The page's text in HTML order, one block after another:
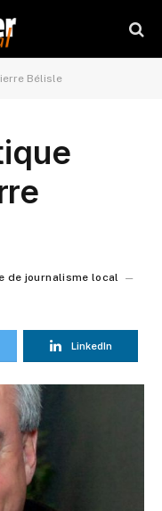
Bélisle
de journalisme local
LinkedIn